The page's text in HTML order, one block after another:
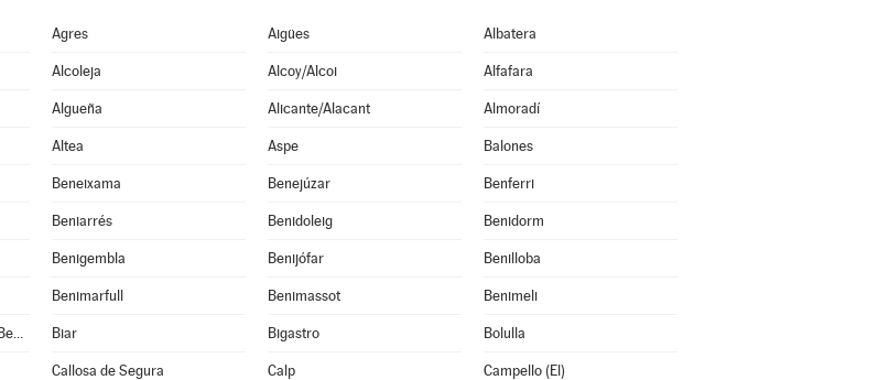
Agres Aigües Albatera
Alcoleja Alcoy/Alcoi Alfafara
Algueña Alicante/Alacant Almoradí
Altea Aspe Balones
Beneixama Benejúzar Benferri
Beniarrés Benidoleig Benidorm
Benigembla Benijófar Benilloba
Benimarfull Benimassot Benimeli
Benitachell/Poble Nou de Benitatxell (El) Biar Bigastro Bolulla
Callosa de Segura Calp Campello (El)